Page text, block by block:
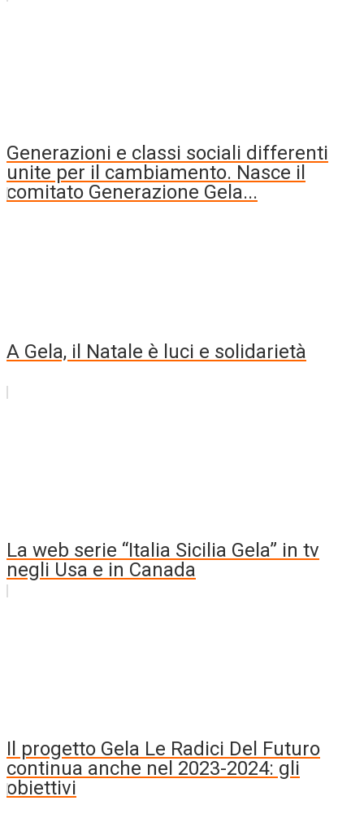
Generazioni e classi sociali differenti
unite per il cambiamento. Nasce il
comitato Generazione Gela...
A Gela, il Natale è luci e solidarietà
La web serie “Italia Sicilia Gela” in tv
negli Usa e in Canada
Il progetto Gela Le Radici Del Futuro
continua anche nel 2023-2024: gli
obiettivi